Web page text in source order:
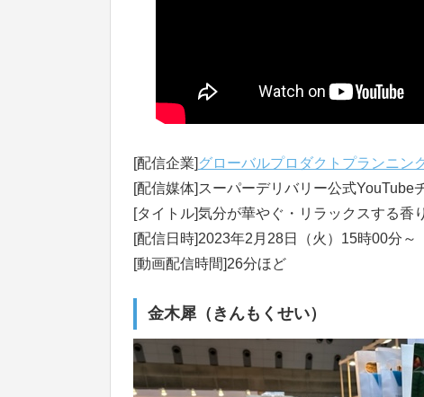
[配信企業] グローバルプロダクトプランニン
[配信媒体]スーパーデリバリー公式YouTube
[タイトル]気分が華やぐ・リラックスする香
[配信日時]2023年2月28日（火）15時00分～
[動画配信時間]26分ほど
金木犀（きんもくせい）